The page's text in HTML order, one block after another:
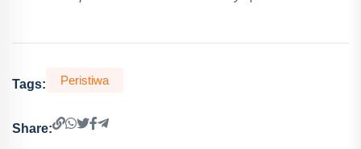
Tags: Peristiwa
Share: